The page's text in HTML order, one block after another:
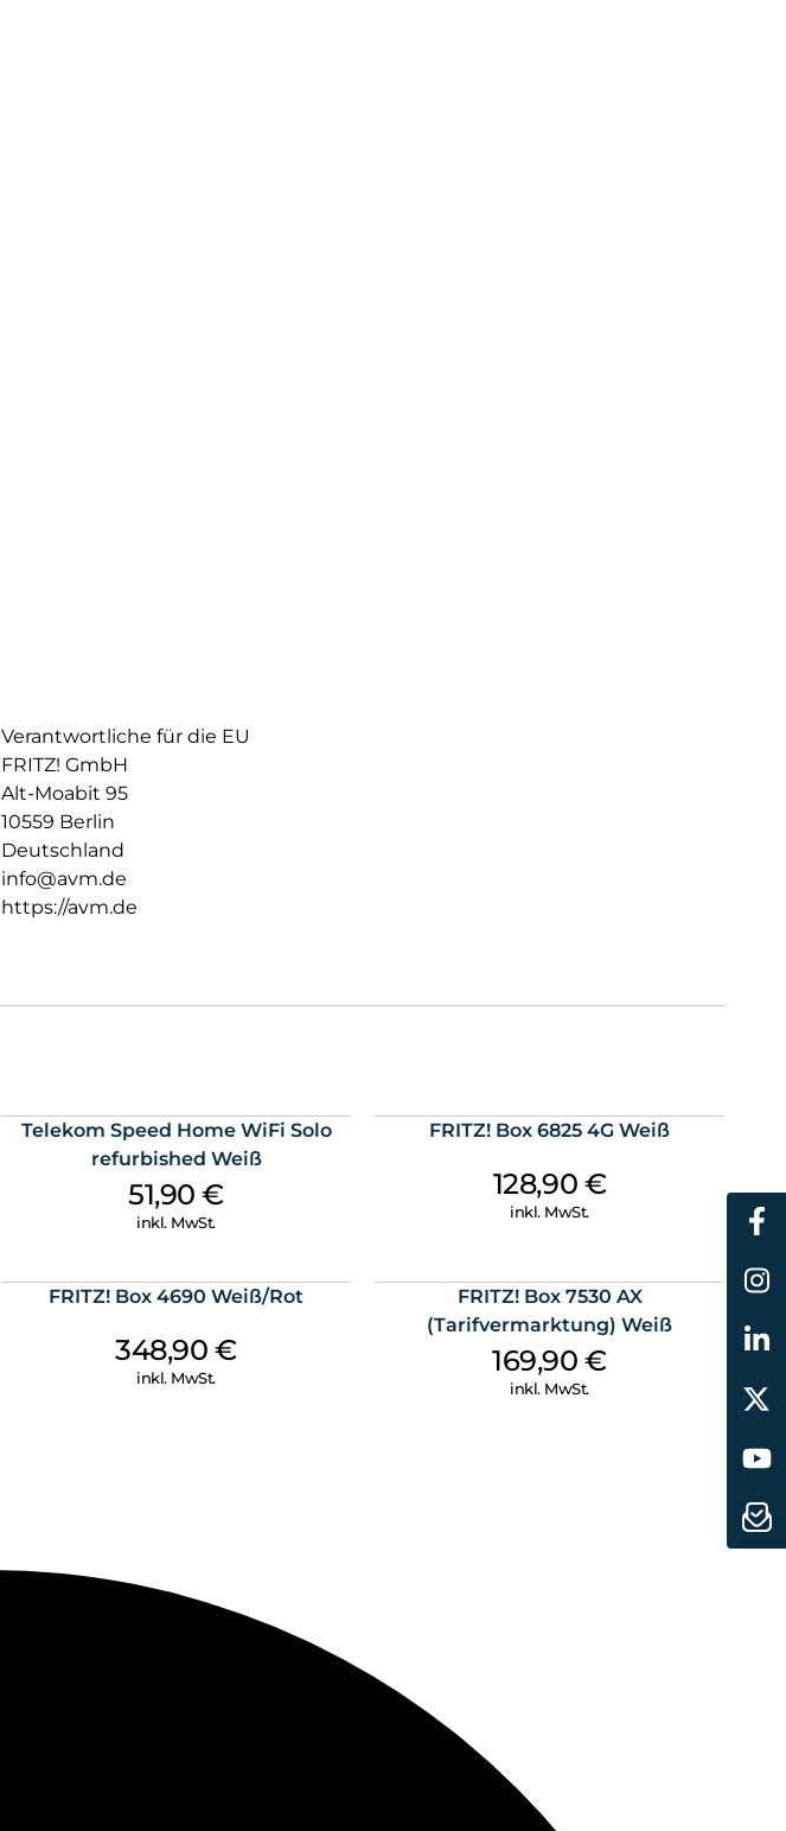
Verantwortliche für die EU
FRITZ! GmbH
Alt-Moabit 95
10559 Berlin
Deutschland
info@avm.de
https://avm.de
Telekom Speed Home WiFi Solo
refurbished Weiß
51,90€
inkl. MwSt.
FRITZ! Box 6825 4G Weiß
128,90 €
inkl. MwSt.
FRITZ! Box 4690 Weiß/Rot
348,90€
inkl. MwSt.
FRITZ! Box 7530 AX
(Tarifvermarktung) Weiß
169,90€
inkl. MwSt.